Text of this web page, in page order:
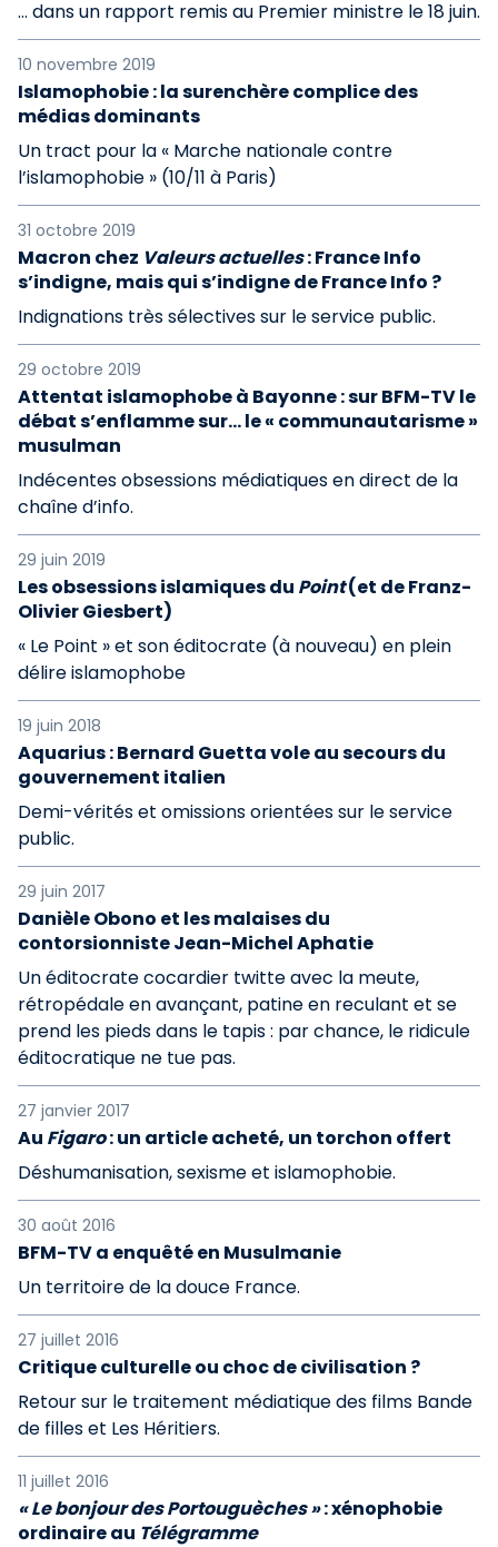
... dans un rapport remis au Premier ministre le 18 juin.
10 novembre 2019
Islamophobie : la surenchère complice des
médias dominants
Un tract pour la « Marche nationale contre
l’islamophobie » (10/11 à Paris)
31 octobre 2019
Macron chez Valeurs actuelles: France Info
s’indigne, mais qui s’indigne de France Info ?
Indignations très sélectives sur le service public.
29 octobre 2019
Attentat islamophobe à Bayonne : sur BFM-TV le
débat s’enflamme sur… le « communautarisme »
musulman
Indécentes obsessions médiatiques en direct de la
chaîne d’info.
29 juin 2019
Les obsessions islamiques du Point(et de Franz-
Olivier Giesbert)
« Le Point » et son éditocrate (à nouveau) en plein
délire islamophobe
19 juin 2018
Aquarius : Bernard Guetta vole au secours du
gouvernement italien
Demi-vérités et omissions orientées sur le service
public.
29 juin 2017
Danièle Obono et les malaises du
contorsionniste Jean-Michel Aphatie
Un éditocrate cocardier twitte avec la meute,
rétropédale en avançant, patine en reculant et se
prend les pieds dans le tapis : par chance, le ridicule
éditocratique ne tue pas.
27 janvier 2017
Au Figaro: un article acheté, un torchon offert
Déshumanisation, sexisme et islamophobie.
30 août 2016
BFM-TV a enquêté en Musulmanie
Un territoire de la douce France.
27 juillet 2016
Critique culturelle ou choc de civilisation ?
Retour sur le traitement médiatique des films Bande
de filles et Les Héritiers.
11 juillet 2016
« Le bonjour des Portouguèches »: xénophobie
ordinaire au Télégramme